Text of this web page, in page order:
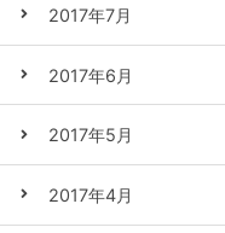
2017年7月
2017年6月
2017年5月
2017年4月